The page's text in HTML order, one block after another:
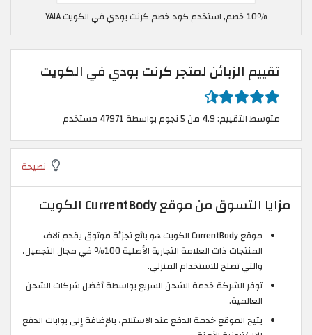
10٪ خصم, استخدم كود خصم كرنت بودي في الكويت YALA
تقييم الزبائن لمتجر كرنت بودي في الكويت
متوسط التقييم: 4.9 من 5 نجوم بواسطة 47971 مستخدم
نصيحة
مزايا التسوق من موقع CurrentBody الكويت
موقع CurrentBody الكويت هو بائع تجزئة موثوق يقدم آلاف
المنتجات ذات العلامة التجارية الأصلية 100٪ في مجال التجميل،
والتي تصلح للاستخدام المنزلي.
توفر الشركة خدمة الشحن السريع بواسطة أفضل شركات الشحن
العالمية.
يتيح الموقع خدمة الدفع عند الاستلام، بالإضافة إلى بوابات الدفع